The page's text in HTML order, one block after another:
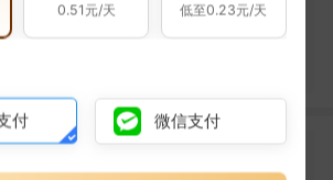
关联风险 提示信息
0.51元/天 低至0.23元/天
付 微信支付